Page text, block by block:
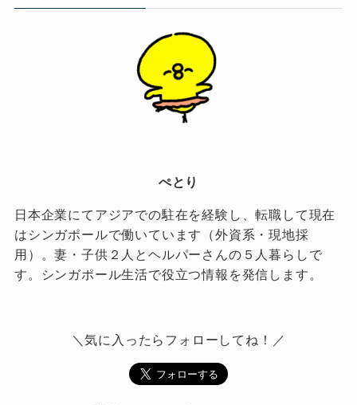
ぺとり
日本企業にてアジアでの駐在を経験し、転職して現在
はシンガポールで働いています（外資系・現地採
用）。妻・子供２人とヘルパーさんの５人暮らしで
す。シンガポール生活で役立つ情報を発信します。
＼気に入ったらフォローしてね！／